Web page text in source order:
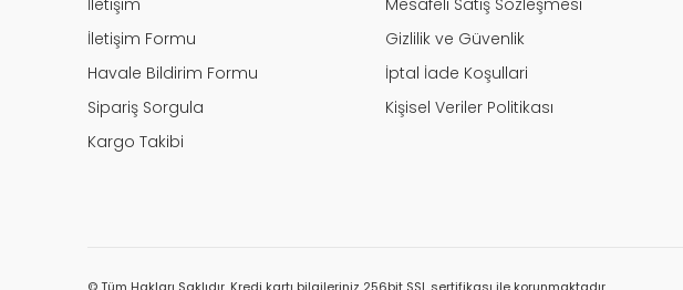
İletişim
İletişim Formu
Havale Bildirim Formu
Sipariş Sorgula
Kargo Takibi
Mesafeli Satış Sözleşmesi
Gizlilik ve Güvenlik
İptal İade Koşullari
Kişisel Veriler Politikası